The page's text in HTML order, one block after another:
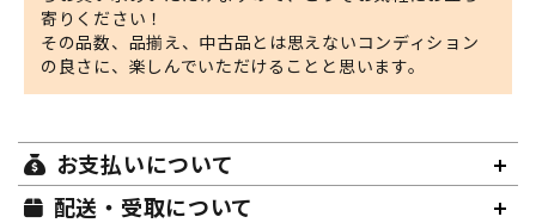
寄りください！
その品数、品揃え、中古品とは思えないコンディション
の良さに、楽しんでいただけることと思います。
お支払いについて
配送・受取について